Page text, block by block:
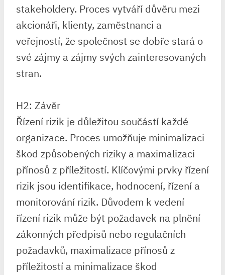
stakeholdery. Proces vytváří důvěru mezi
akcionáři, klienty, zaměstnanci a
veřejností, že společnost se dobře stará o
své zájmy a zájmy svých zainteresovaných
stran.
H2: Závěr
Řízení rizik je důležitou součástí každé
organizace. Proces umožňuje minimalizaci
škod způsobených riziky a maximalizaci
přínosů z příležitostí. Klíčovými prvky řízení
rizik jsou identifikace, hodnocení, řízení a
monitorování rizik. Důvodem k vedení
řízení rizik může být požadavek na plnění
zákonných předpisů nebo regulačních
požadavků, maximalizace přínosů z
příležitostí a minimalizace škod